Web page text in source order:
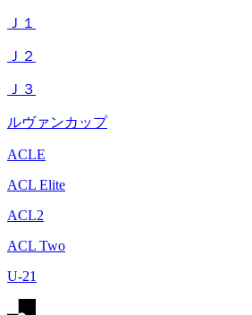
Ｊ１
Ｊ２
Ｊ３
ルヴァンカップ
ACLE
ACL Elite
ACL2
ACL Two
U-21